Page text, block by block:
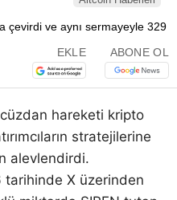
EKLE ABONE OL
cüzdan hareketi kripto
stratejilerine
alevlendirdi.
tarihinde X üzerinden